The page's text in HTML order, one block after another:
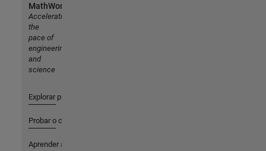
MathWorks
Accelerating
the
pace of
engineering
and
science
Explorar productos
Probar o comprar
Aprender a utilizar